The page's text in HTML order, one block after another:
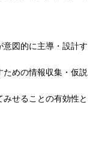
図的に主導・設計す
めの情報収集・仮説
せることの有効性と